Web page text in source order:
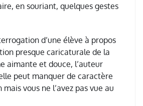
en souriant, quelques gestes
d’une élève à propos
presque caricaturale de la
aimante et douce, l’auteur
peut manquer de caractère
vous ne l’avez pas vue au